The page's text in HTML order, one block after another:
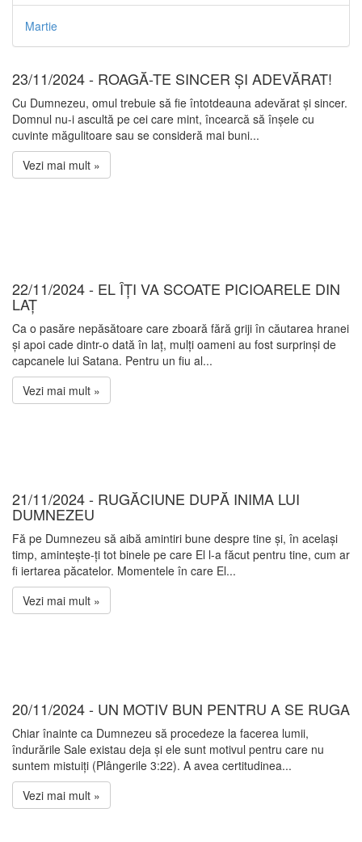
Martie
23/11/2024 - ROAGĂ-TE SINCER ȘI ADEVĂRAT!
Cu Dumnezeu, omul trebuie să fie întotdeauna adevărat și sincer.
Domnul nu-i ascultă pe cei care mint, încearcă să înșele cu
cuvinte măgulitoare sau se consideră mai buni...
Vezi mai mult »
22/11/2024 - EL ÎȚI VA SCOATE PICIOARELE DIN
LAȚ
Ca o pasăre nepăsătoare care zboară fără griji în căutarea hranei
și apoi cade dintr-o dată în laț, mulți oameni au fost surprinși de
capcanele lui Satana. Pentru un fiu al...
Vezi mai mult »
21/11/2024 - RUGĂCIUNE DUPĂ INIMA LUI
DUMNEZEU
Fă pe Dumnezeu să aibă amintiri bune despre tine și, în același
timp, amintește-ți tot binele pe care El l-a făcut pentru tine, cum ar
fi iertarea păcatelor. Momentele în care El...
Vezi mai mult »
20/11/2024 - UN MOTIV BUN PENTRU A SE RUGA
Chiar înainte ca Dumnezeu să procedeze la facerea lumii,
îndurările Sale existau deja și ele sunt motivul pentru care nu
suntem mistuiți (Plângerile 3:22). A avea certitudinea...
Vezi mai mult »